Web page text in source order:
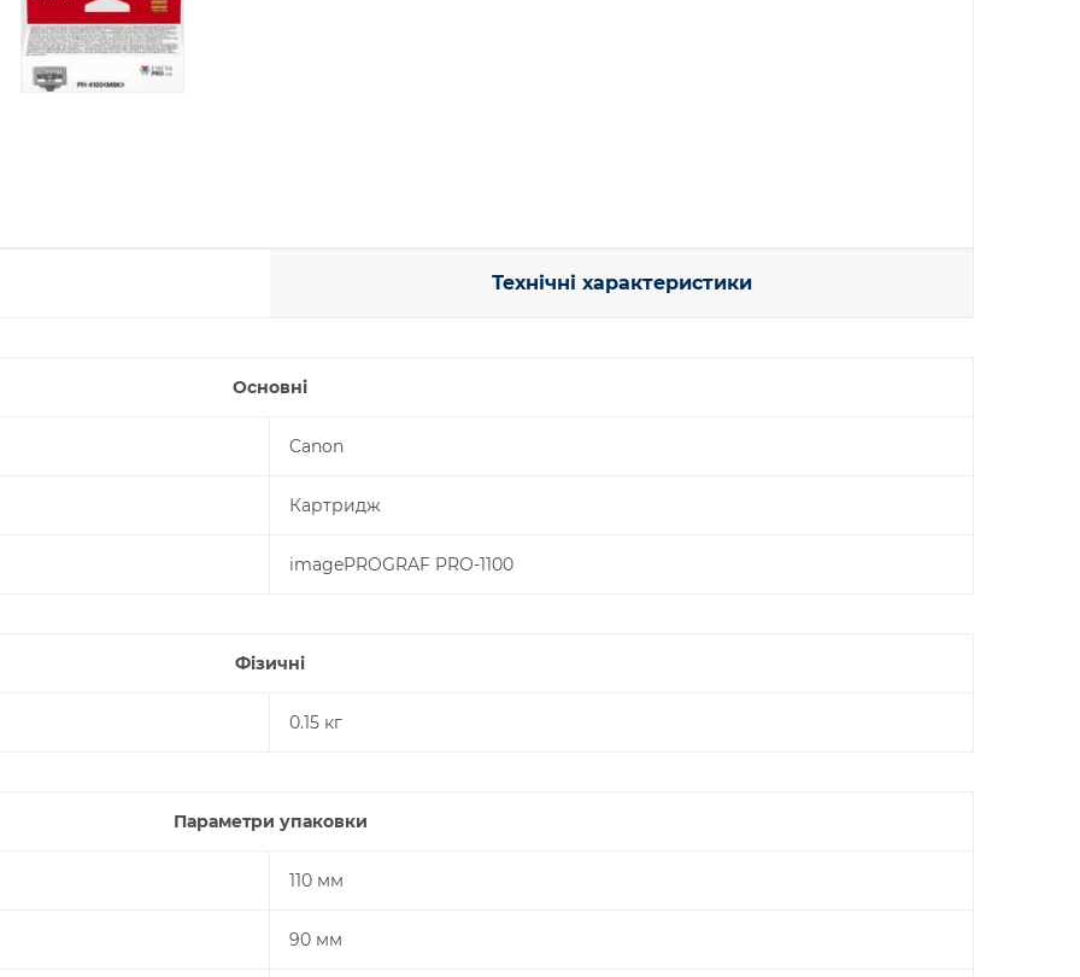
Технічні характеристики
Основні
Canon
Картридж
imagePROGRAF PRO-1100
Фізичні
0.15 кг
Параметри упаковки
110 мм
90 мм